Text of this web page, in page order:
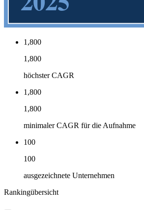
1,800
1,800
höchster CAGR
1,800
1,800
minimaler CAGR für die Aufnahme
100
100
ausgezeichnete Unternehmen
Rankingübersicht